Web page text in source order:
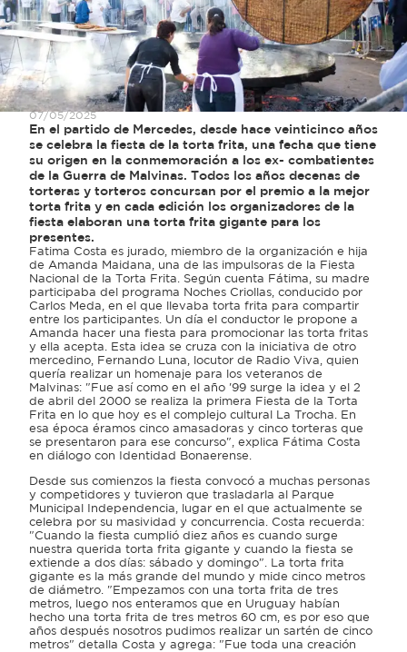
07/05/2025
En el partido de Mercedes, desde hace veinticinco años
se celebra la fiesta de la torta frita, una fecha que tiene
su origen en la conmemoración a los ex- combatientes
de la Guerra de Malvinas. Todos los años decenas de
torteras y torteros concursan por el premio a la mejor
torta frita y en cada edición los organizadores de la
fiesta elaboran una torta frita gigante para los
presentes.
Fatima Costa es jurado, miembro de la organización e hija
de Amanda Maidana, una de las impulsoras de la Fiesta
Nacional de la Torta Frita. Según cuenta Fátima, su madre
participaba del programa Noches Criollas, conducido por
Carlos Meda, en el que llevaba torta frita para compartir
entre los participantes. Un día el conductor le propone a
Amanda hacer una fiesta para promocionar las torta fritas
y ella acepta. Esta idea se cruza con la iniciativa de otro
mercedino, Fernando Luna, locutor de Radio Viva, quien
quería realizar un homenaje para los veteranos de
Malvinas: "Fue así como en el año '99 surge la idea y el 2
de abril del 2000 se realiza la primera Fiesta de la Torta
Frita en lo que hoy es el complejo cultural La Trocha. En
esa época éramos cinco amasadoras y cinco torteras que
se presentaron para ese concurso", explica Fátima Costa
en diálogo con Identidad Bonaerense.
Desde sus comienzos la fiesta convocó a muchas personas
y competidores y tuvieron que trasladarla al Parque
Municipal Independencia, lugar en el que actualmente se
celebra por su masividad y concurrencia. Costa recuerda:
"Cuando la fiesta cumplió diez años es cuando surge
nuestra querida torta frita gigante y cuando la fiesta se
extiende a dos días: sábado y domingo". La torta frita
gigante es la más grande del mundo y mide cinco metros
de diámetro. "Empezamos con una torta frita de tres
metros, luego nos enteramos que en Uruguay habían
hecho una torta frita de tres metros 60 cm, es por eso que
años después nosotros pudimos realizar un sartén de cinco
metros" detalla Costa y agrega: "Fue toda una creación